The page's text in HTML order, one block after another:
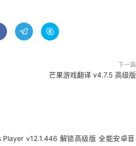
 
下一篇
芒果游戏翻译 v4.7.5 高级版
Player v12.1.446 解锁高级版 全能安卓音